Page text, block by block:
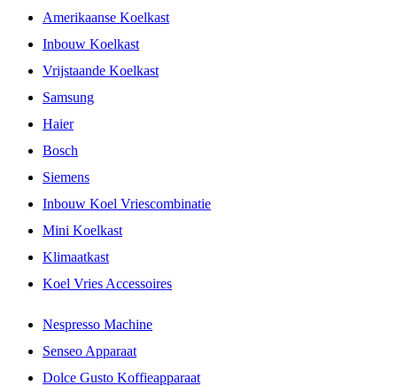
Amerikaanse Koelkast
Inbouw Koelkast
Vrijstaande Koelkast
Samsung
Haier
Bosch
Siemens
Inbouw Koel Vriescombinatie
Mini Koelkast
Klimaatkast
Koel Vries Accessoires
Nespresso Machine
Senseo Apparaat
Dolce Gusto Koffieapparaat